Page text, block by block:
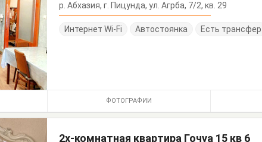
р. Абхазия, г. Пицунда, ул. Агрба, 7/2, кв. 29
Интернет Wi-Fi Автостоянка Есть трансфер
ФОТОГРАФИИ
2х-комнатная квартира Гочуа 15 кв 6